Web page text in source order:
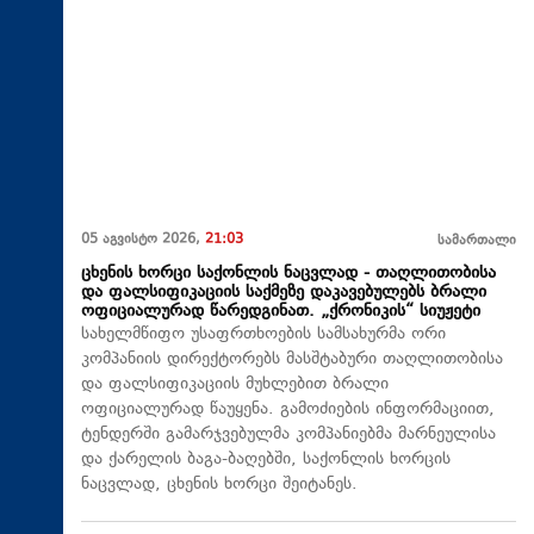
05 აგვისტო 2026, 21:03 სამართალი
ცხენის ხორცი საქონლის ნაცვლად - თაღლითობისა
და ფალსიფიკაციის საქმეზე დაკავებულებს ბრალი
ოფიციალურად წარედგინათ. „ქრონიკის“ სიუჟეტი
სახელმწიფო უსაფრთხოების სამსახურმა ორი
კომპანიის დირექტორებს მასშტაბური თაღლითობისა
და ფალსიფიკაციის მუხლებით ბრალი
ოფიციალურად წაუყენა. გამოძიების ინფორმაციით,
ტენდერში გამარჯვებულმა კომპანიებმა მარნეულისა
და ქარელის ბაგა-ბაღებში, საქონლის ხორცის
ნაცვლად, ცხენის ხორცი შეიტანეს.